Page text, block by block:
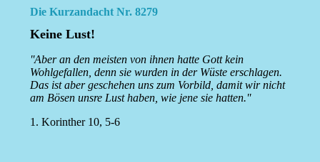
Die Kurzandacht Nr. 8279
Keine Lust!
''Aber an den meisten von ihnen hatte Gott kein
Wohlgefallen, denn sie wurden in der Wüste erschlagen.
Das ist aber geschehen uns zum Vorbild, damit wir nicht
am Bösen unsre Lust haben, wie jene sie hatten.''
1. Korinther 10, 5-6